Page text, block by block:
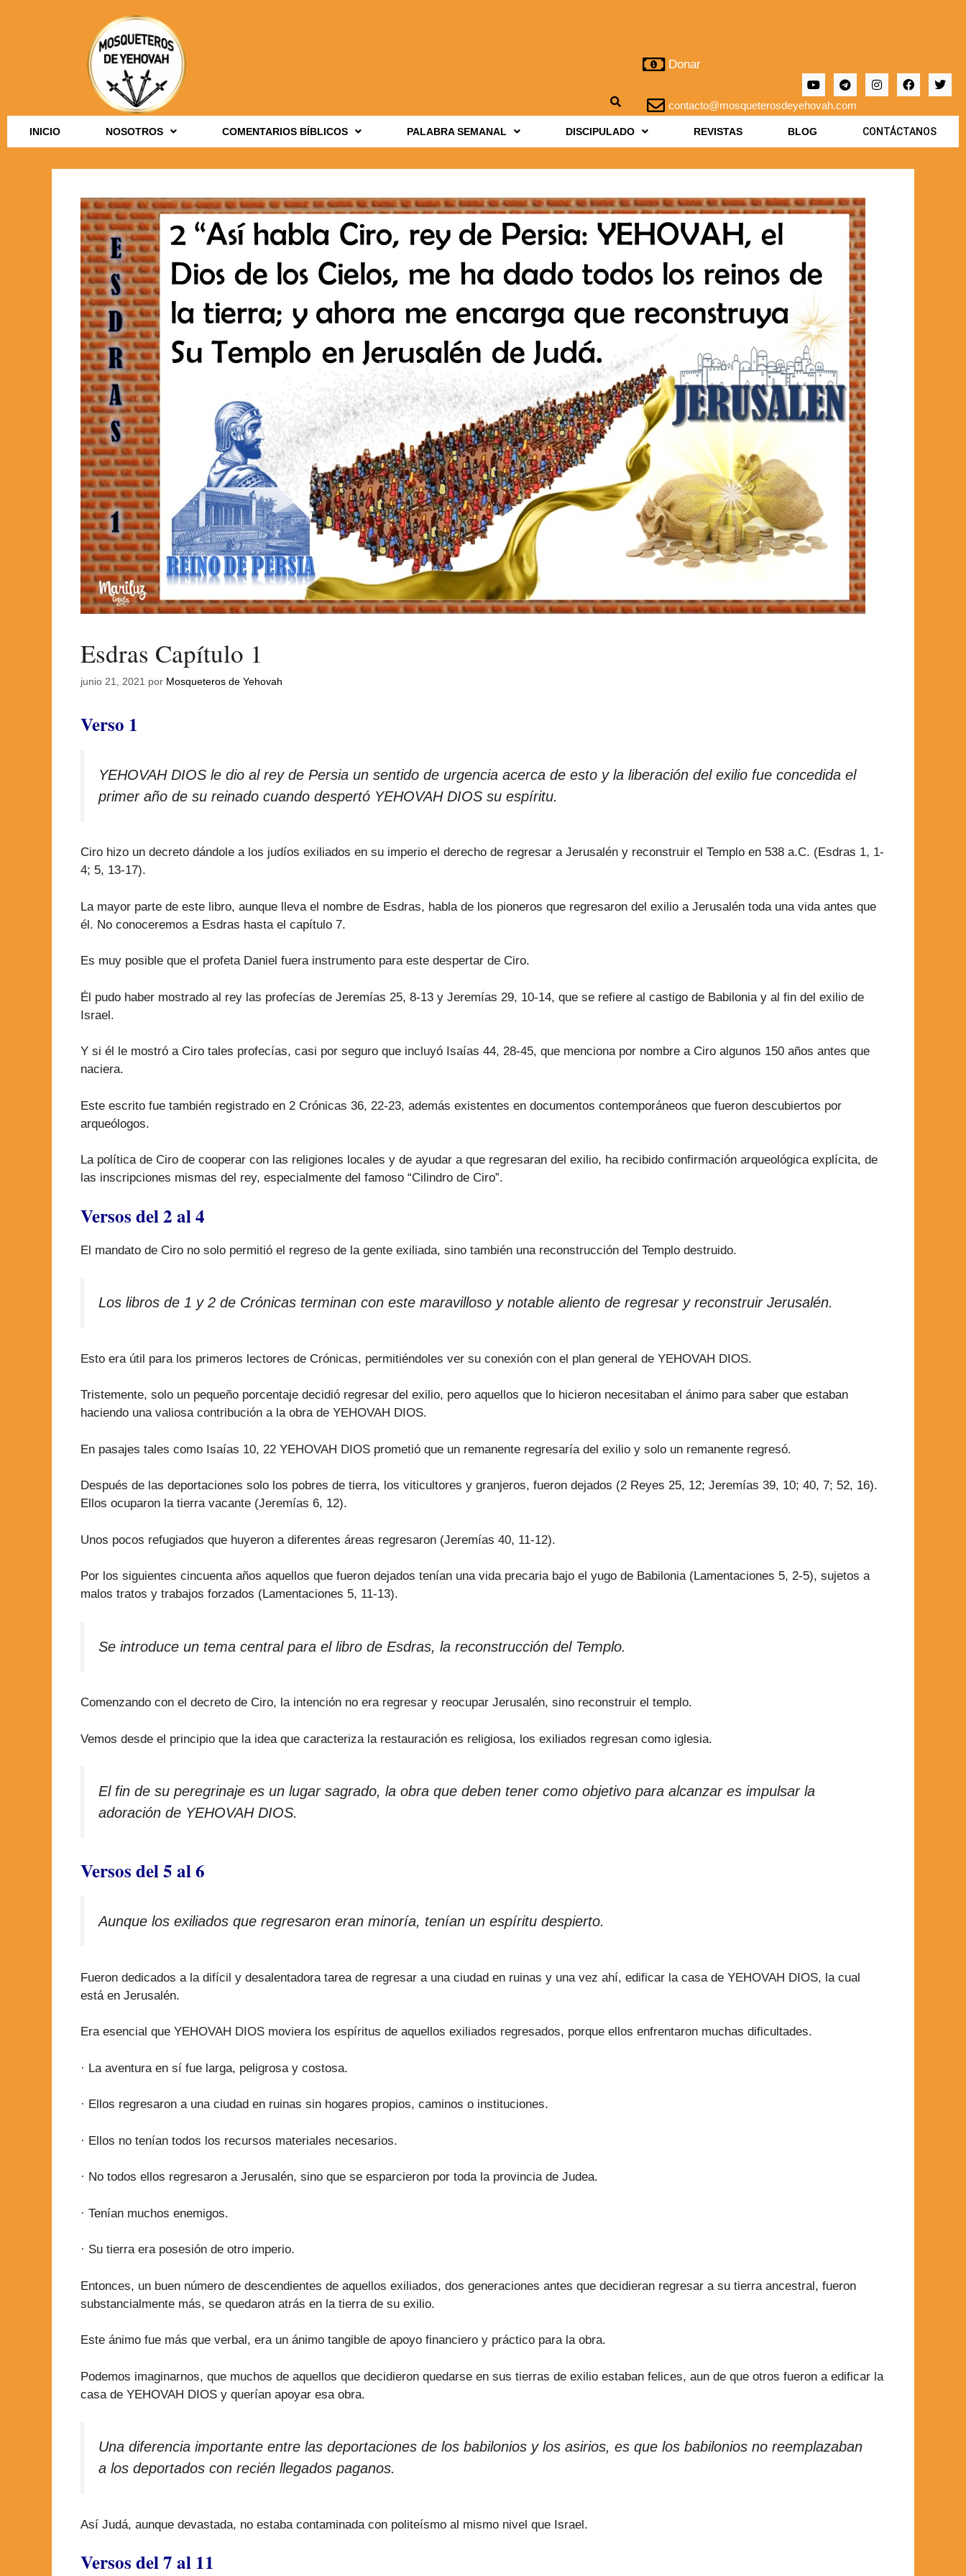
Donar
contacto@mosqueterosdeyehovah.com
INICIO NOSOTROS COMENTARIOS BÍBLICOS PALABRA SEMANAL DISCIPULADO REVISTAS BLOG CONTÁCTANOS
Esdras Capítulo 1
junio 21, 2021 por Mosqueteros de Yehovah
Verso 1
YEHOVAH DIOS le dio al rey de Persia un sentido de urgencia acerca de esto y la liberación del exilio fue concedida el
primer año de su reinado cuando despertó YEHOVAH DIOS su espíritu.
Ciro hizo un decreto dándole a los judíos exiliados en su imperio el derecho de regresar a Jerusalén y reconstruir el Templo en 538 a.C. (Esdras 1, 1-
4; 5, 13-17).
La mayor parte de este libro, aunque lleva el nombre de Esdras, habla de los pioneros que regresaron del exilio a Jerusalén toda una vida antes que
él. No conoceremos a Esdras hasta el capítulo 7.
Es muy posible que el profeta Daniel fuera instrumento para este despertar de Ciro.
Él pudo haber mostrado al rey las profecías de Jeremías 25, 8-13 y Jeremías 29, 10-14, que se refiere al castigo de Babilonia y al fin del exilio de
Israel.
Y si él le mostró a Ciro tales profecías, casi por seguro que incluyó Isaías 44, 28-45, que menciona por nombre a Ciro algunos 150 años antes que
naciera.
Este escrito fue también registrado en 2 Crónicas 36, 22-23, además existentes en documentos contemporáneos que fueron descubiertos por
arqueólogos.
La política de Ciro de cooperar con las religiones locales y de ayudar a que regresaran del exilio, ha recibido confirmación arqueológica explícita, de
las inscripciones mismas del rey, especialmente del famoso “Cilindro de Ciro”.
Versos del 2 al 4
El mandato de Ciro no solo permitió el regreso de la gente exiliada, sino también una reconstrucción del Templo destruido.
Los libros de 1 y 2 de Crónicas terminan con este maravilloso y notable aliento de regresar y reconstruir Jerusalén.
Esto era útil para los primeros lectores de Crónicas, permitiéndoles ver su conexión con el plan general de YEHOVAH DIOS.
Tristemente, solo un pequeño porcentaje decidió regresar del exilio, pero aquellos que lo hicieron necesitaban el ánimo para saber que estaban
haciendo una valiosa contribución a la obra de YEHOVAH DIOS.
En pasajes tales como Isaías 10, 22 YEHOVAH DIOS prometió que un remanente regresaría del exilio y solo un remanente regresó.
Después de las deportaciones solo los pobres de tierra, los viticultores y granjeros, fueron dejados (2 Reyes 25, 12; Jeremías 39, 10; 40, 7; 52, 16).
Ellos ocuparon la tierra vacante (Jeremías 6, 12).
Unos pocos refugiados que huyeron a diferentes áreas regresaron (Jeremías 40, 11-12).
Por los siguientes cincuenta años aquellos que fueron dejados tenían una vida precaria bajo el yugo de Babilonia (Lamentaciones 5, 2-5), sujetos a
malos tratos y trabajos forzados (Lamentaciones 5, 11-13).
Se introduce un tema central para el libro de Esdras, la reconstrucción del Templo.
Comenzando con el decreto de Ciro, la intención no era regresar y reocupar Jerusalén, sino reconstruir el templo.
Vemos desde el principio que la idea que caracteriza la restauración es religiosa, los exiliados regresan como iglesia.
El fin de su peregrinaje es un lugar sagrado, la obra que deben tener como objetivo para alcanzar es impulsar la
adoración de YEHOVAH DIOS.
Versos del 5 al 6
Aunque los exiliados que regresaron eran minoría, tenían un espíritu despierto.
Fueron dedicados a la difícil y desalentadora tarea de regresar a una ciudad en ruinas y una vez ahí, edificar la casa de YEHOVAH DIOS, la cual
está en Jerusalén.
Era esencial que YEHOVAH DIOS moviera los espíritus de aquellos exiliados regresados, porque ellos enfrentaron muchas dificultades.
· La aventura en sí fue larga, peligrosa y costosa.
· Ellos regresaron a una ciudad en ruinas sin hogares propios, caminos o instituciones.
· Ellos no tenían todos los recursos materiales necesarios.
· No todos ellos regresaron a Jerusalén, sino que se esparcieron por toda la provincia de Judea.
· Tenían muchos enemigos.
· Su tierra era posesión de otro imperio.
Entonces, un buen número de descendientes de aquellos exiliados, dos generaciones antes que decidieran regresar a su tierra ancestral, fueron
substancialmente más, se quedaron atrás en la tierra de su exilio.
Este ánimo fue más que verbal, era un ánimo tangible de apoyo financiero y práctico para la obra.
Podemos imaginarnos, que muchos de aquellos que decidieron quedarse en sus tierras de exilio estaban felices, aun de que otros fueron a edificar la
casa de YEHOVAH DIOS y querían apoyar esa obra.
Una diferencia importante entre las deportaciones de los babilonios y los asirios, es que los babilonios no reemplazaban
a los deportados con recién llegados paganos.
Así Judá, aunque devastada, no estaba contaminada con politeísmo al mismo nivel que Israel.
Versos del 7 al 11